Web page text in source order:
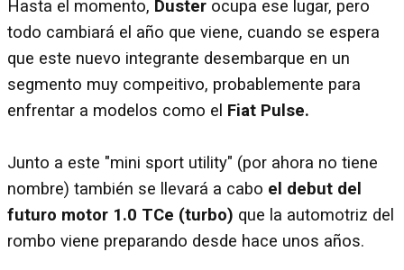
Hasta el momento, Duster ocupa ese lugar, pero
todo cambiará el año que viene, cuando se espera
que este nuevo integrante desembarque en un
segmento muy compeitivo, probablemente para
enfrentar a modelos como el Fiat Pulse.
Junto a este "mini sport utility" (por ahora no tiene
nombre) también se llevará a cabo el debut del
futuro motor 1.0 TCe (turbo) que la automotriz del
rombo viene preparando desde hace unos años.